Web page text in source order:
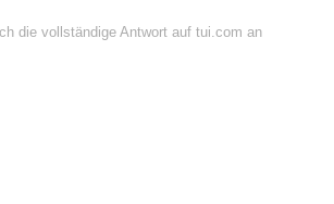
die vollständige Antwort auf tui.com an